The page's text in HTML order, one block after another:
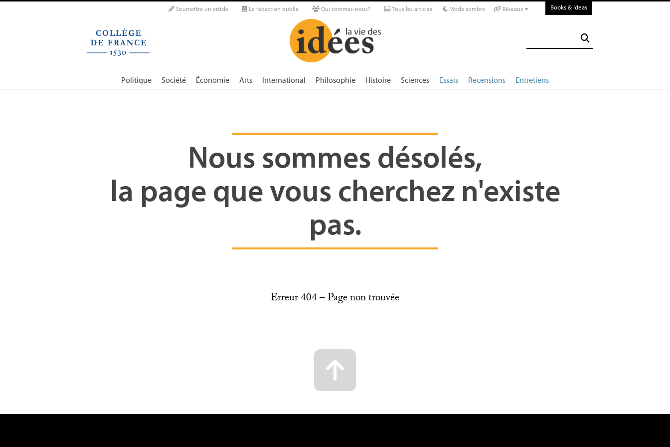
Soumettre un article La rédaction publie Qui sommes-nous? Tous les articles Mode sombre Réseaux ▾ Books & Ideas
Politique Société Économie Arts International Philosophie Histoire Sciences Essais Recensions Entretiens
Nous sommes désolés,
la page que vous cherchez n'existe
pas.
Erreur 404 – Page non trouvée